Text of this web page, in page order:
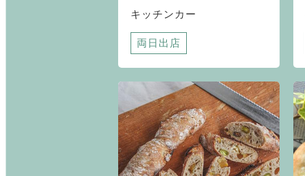
キッチンカー
両日出店